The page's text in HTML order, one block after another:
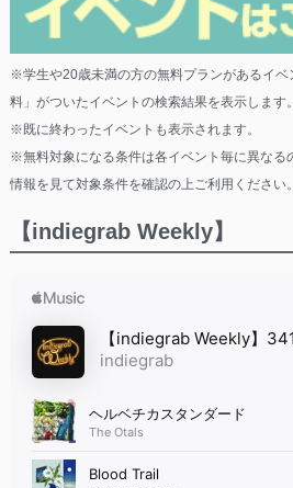
※学生や20歳未満の方の無料プランがあるイベ
料」がついたイベントの検索結果を表示します。
※既に終わったイベントも表示されます。
※無料対象になる条件は各イベント毎に異なる
情報を見て対象条件を確認の上ご利用ください。
【indiegrab Weekly】